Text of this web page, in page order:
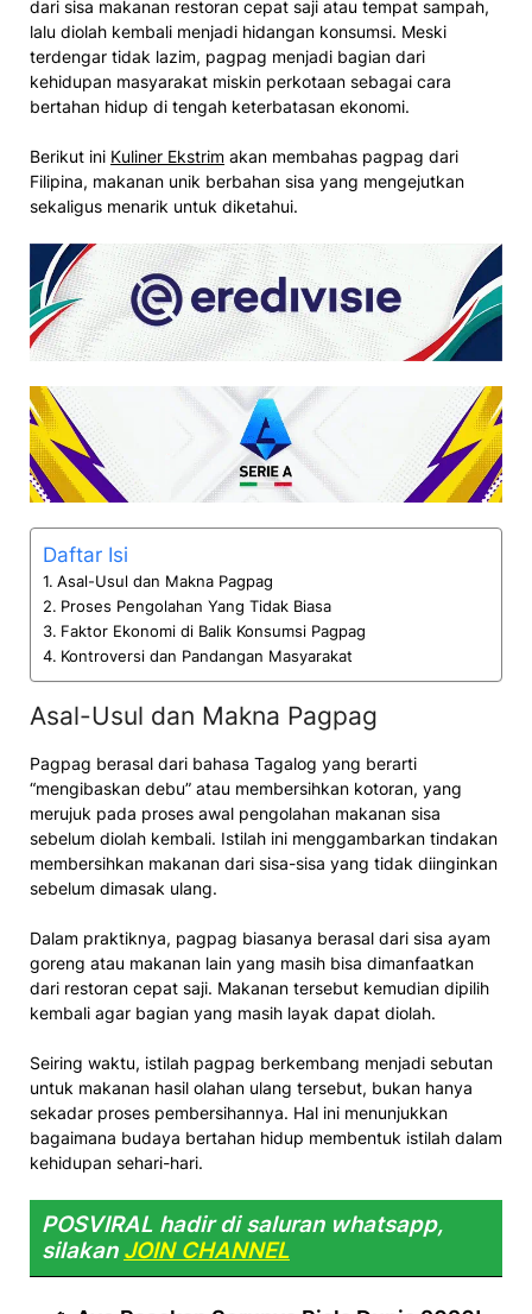
dari sisa makanan restoran cepat saji atau tempat sampah,
lalu diolah kembali menjadi hidangan konsumsi. Meski
terdengar tidak lazim, pagpag menjadi bagian dari
kehidupan masyarakat miskin perkotaan sebagai cara
bertahan hidup di tengah keterbatasan ekonomi.
Berikut ini Kuliner Ekstrim akan membahas pagpag dari
Filipina, makanan unik berbahan sisa yang mengejutkan
sekaligus menarik untuk diketahui.
Daftar Isi
Asal-Usul dan Makna Pagpag
Proses Pengolahan Yang Tidak Biasa
Faktor Ekonomi di Balik Konsumsi Pagpag
Kontroversi dan Pandangan Masyarakat
Asal-Usul dan Makna Pagpag
Pagpag berasal dari bahasa Tagalog yang berarti
“mengibaskan debu” atau membersihkan kotoran, yang
merujuk pada proses awal pengolahan makanan sisa
sebelum diolah kembali. Istilah ini menggambarkan tindakan
membersihkan makanan dari sisa-sisa yang tidak diinginkan
sebelum dimasak ulang.
Dalam praktiknya, pagpag biasanya berasal dari sisa ayam
goreng atau makanan lain yang masih bisa dimanfaatkan
dari restoran cepat saji. Makanan tersebut kemudian dipilih
kembali agar bagian yang masih layak dapat diolah.
Seiring waktu, istilah pagpag berkembang menjadi sebutan
untuk makanan hasil olahan ulang tersebut, bukan hanya
sekadar proses pembersihannya. Hal ini menunjukkan
bagaimana budaya bertahan hidup membentuk istilah dalam
kehidupan sehari-hari.
POSVIRAL hadir di saluran whatsapp,
silakan JOIN CHANNEL